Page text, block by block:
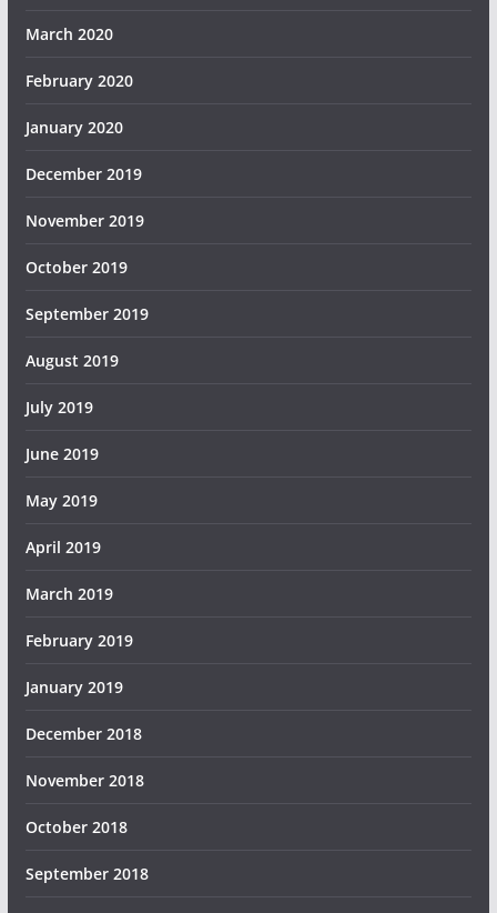
March 2020
February 2020
January 2020
December 2019
November 2019
October 2019
September 2019
August 2019
July 2019
June 2019
May 2019
April 2019
March 2019
February 2019
January 2019
December 2018
November 2018
October 2018
September 2018